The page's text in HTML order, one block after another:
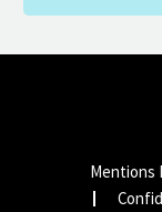
Mentions